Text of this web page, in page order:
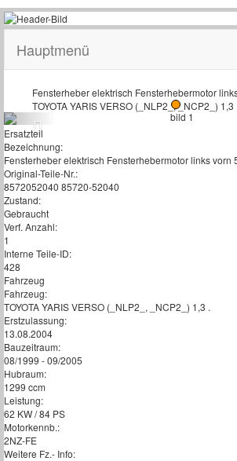
Hauptmenü
Fensterheber elektrisch Fensterhebermotor
TOYOTA YARIS VERSO (_NLP2_, _NCP2_) 1,3
Ersatzteil
Bezeichnung:
Fensterheber elektrisch Fensterhebermotor links vorn
Original-Teile-Nr.:
8572052040 85720-52040
Zustand:
Gebraucht
Verf. Anzahl:
1
Interne Teile-ID:
428
Fahrzeug
Fahrzeug:
TOYOTA YARIS VERSO (_NLP2_, _NCP2_) 1,3 .
Erstzulassung:
13.08.2004
Bauzeitraum:
08/1999 - 09/2005
Hubraum:
1299 ccm
Leistung:
62 KW / 84 PS
Motorkennb.:
2NZ-FE
Weitere Fz.- Info: